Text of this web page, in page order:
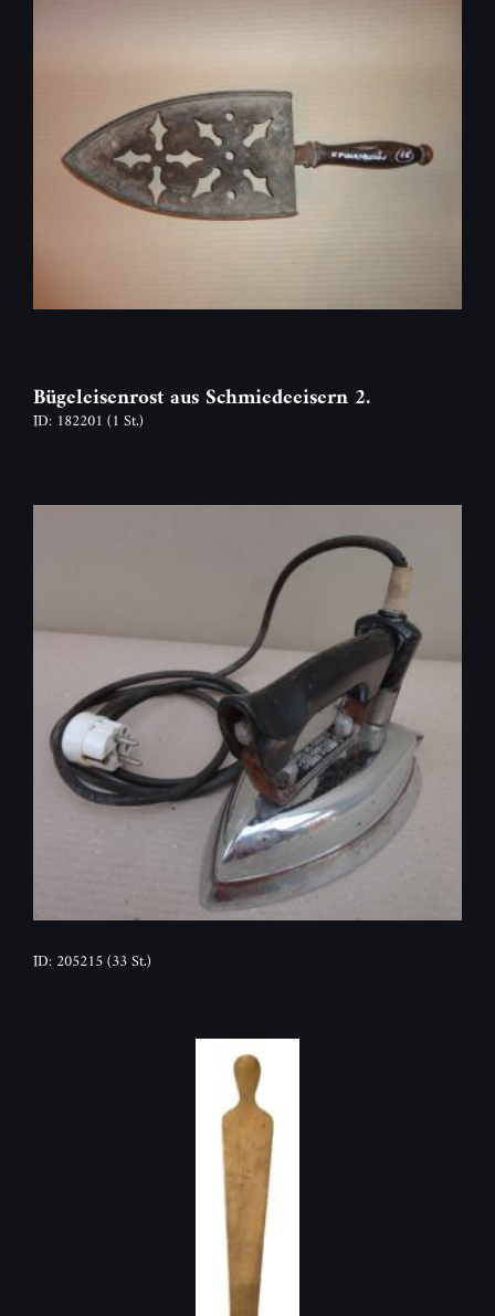
Bügeleisenrost aus Schmiedeeisern 2.
ID: 182201 (1 St.)
ID: 205215(33 St.)